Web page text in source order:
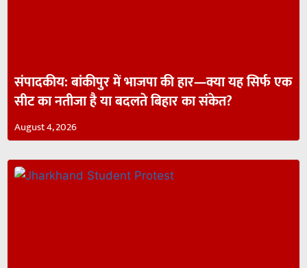
संपादकीय: बांकीपुर में भाजपा की हार—क्या यह सिर्फ एक
सीट का नतीजा है या बदलते बिहार का संकेत?
August 4, 2026